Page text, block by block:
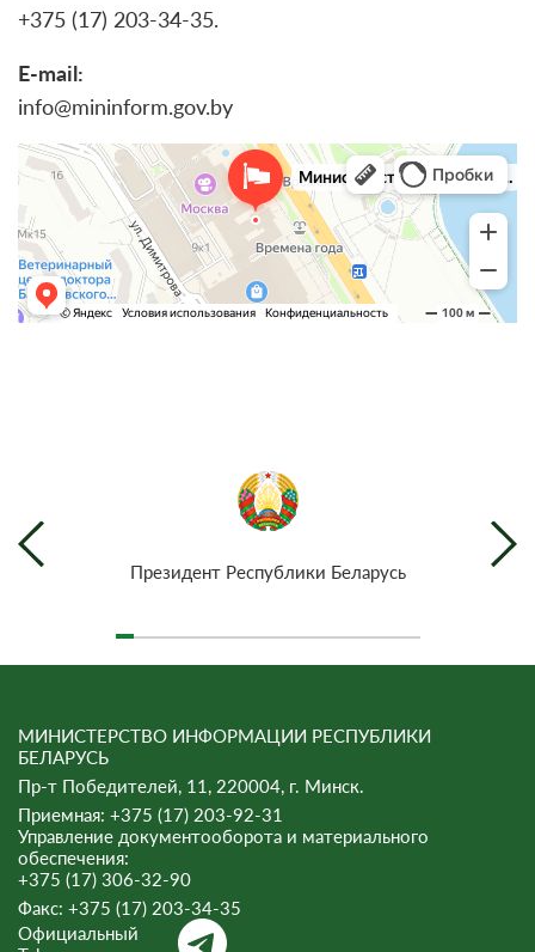
+375 (17) 203-34-35.
E-mail:
info@mininform.gov.by
Президент Республики Беларусь
МИНИСТЕРСТВО ИНФОРМАЦИИ РЕСПУБЛИКИ
БЕЛАРУСЬ
Пр-т Победителей, 11, 220004, г. Минск.
Приемная: +375 (17) 203-92-31
Управление документооборота и материального
обеспечения:
+375 (17) 306-32-90
Факс: +375 (17) 203-34-35
Официальный